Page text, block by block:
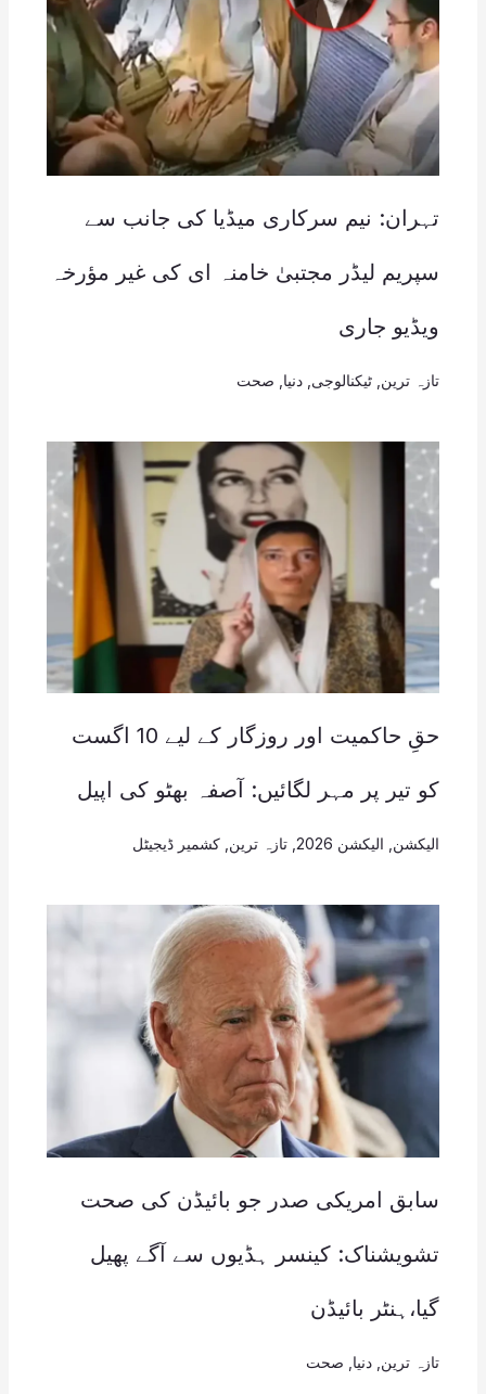
تہران: نیم سرکاری میڈیا کی جانب سے
سپریم لیڈر مجتبیٰ خامنہ ای کی غیر مؤرخہ
ویڈیو جاری
تازہ ترین ٹیکنالوجی دنیا صحت
حقِ حاکمیت اور روزگار کے لیے 10 اگست
کو تیر پر مہر لگائیں: آصفہ بھٹو کی اپیل
الیکشن الیکشن 2026 , تازہ ترین کشمیر ڈیجیٹل
سابق امریکی صدر جو بائیڈن کی صحت
تشویشناک: کینسر ہڈیوں سے آگے پھیل
گیا،ہنٹر بائیڈن
تازہ ترین دنیا صحت